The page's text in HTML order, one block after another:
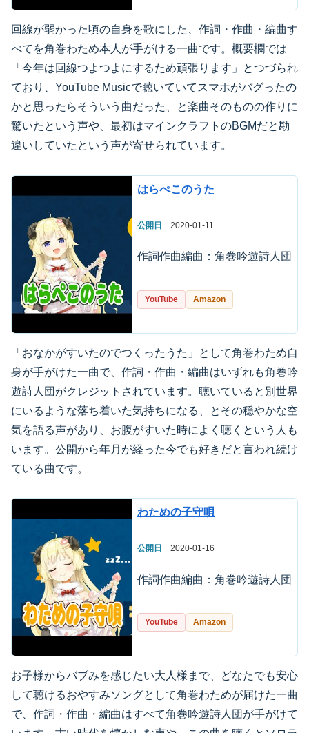
回線が弱かった頃の自身を歌にした、作詞・作曲・編曲す
べてを角巻わため本人が手がける一曲です。概要欄では
「今年は回線つよつよにするため頑張ります」とつづられ
ており、YouTube Musicで聴いていてスマホがバグったの
かと思ったらそういう曲だった、と楽曲そのものの作りに
驚いたという声や、最初はマインクラフトのBGMだと勘
違いしていたという声が寄せられています。
はらぺこのうた
公開日 2020-01-11
作詞作曲編曲：角巻吟遊詩人団
YouTube Amazon
「おなかがすいたのでつくったうた」として角巻わため自
身が手がけた一曲で、作詞・作曲・編曲はいずれも角巻吟
遊詩人団がクレジットされています。聴いていると別世界
にいるような落ち着いた気持ちになる、とその穏やかな空
気を語る声があり、お腹がすいた時によく聴くという人も
います。公開から年月が経った今でも好きだと言われ続け
ている曲です。
わための子守唄
公開日 2020-01-16
作詞作曲編曲：角巻吟遊詩人団
YouTube Amazon
お子様からバブみを感じたい大人様まで、どなたでも安心
して聴けるおやすみソングとして角巻わためが届けた一曲
で、作詞・作曲・編曲はすべて角巻吟遊詩人団が手がけて